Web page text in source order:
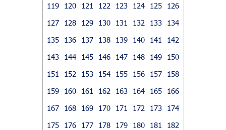
119
120 121 122 123 124 125
126
127
128 129 130 131 132 133
134
135
136 137 138 139 140 141
142
143
144 145 146 147 148 149
150
151
152 153 154 155 156 157
158
159
160 161 162 163 164 165
166
167
168 169 170 171 172 173
174
175
176 177 178 179 180 181
182